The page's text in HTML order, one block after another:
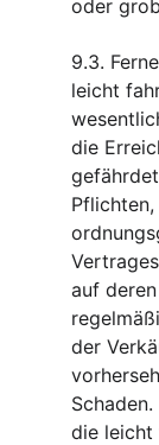
oder
9.3.
leicht
die
auf
der
die leicht